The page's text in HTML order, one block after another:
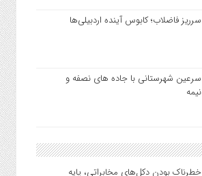
سرریز فاضلاب؛ کابوس آینده اردبیلی‌ها
سرعین شهرستانی با جاده های نصفه و
نیمه
خطرناک بودن دکل‌های مخابراتی، پایه